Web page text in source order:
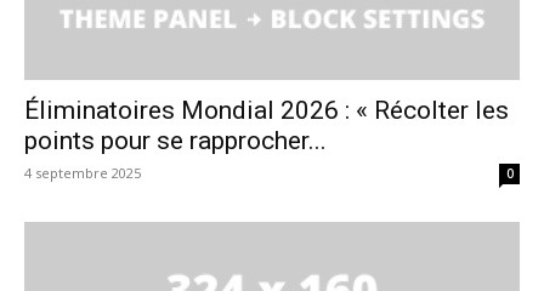
Éliminatoires Mondial 2026 : « Récolter les
points pour se rapprocher...
4 septembre 2025 0